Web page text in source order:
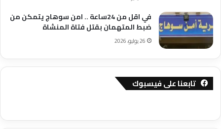
في اقل من 24ساعة .. امن سوهاج يتمكن من
ضبط المتهمان بقتل فتاة المنشاة
26 يوليو، 2026
تابعنا على فيسبوك